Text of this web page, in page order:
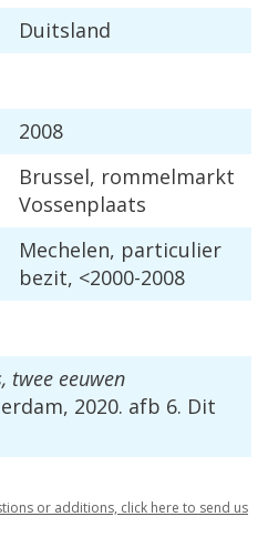
Duitsland
2008
Brussel, rommelmarkt
Vossenplaats
Mechelen, particulier
bezit, <2000-2008
twee eeuwen
2020. afb 6. Dit
or additions, click here to send us